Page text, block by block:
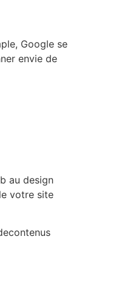
Google se
envie de
au design
votre site